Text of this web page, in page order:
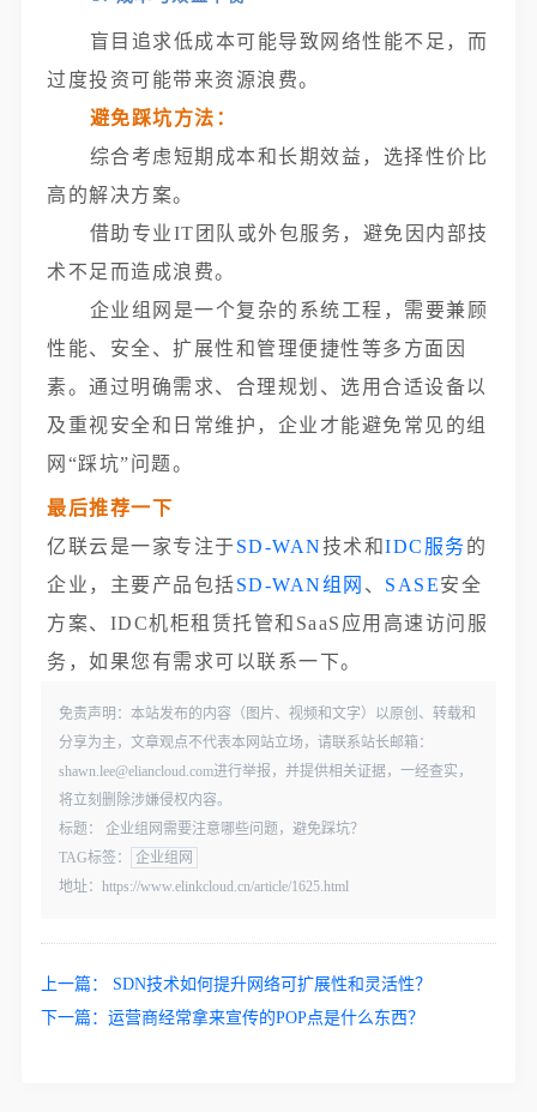
盲目追求低成本可能导致网络性能不足，而
过度投资可能带来资源浪费。
避免踩坑方法：
综合考虑短期成本和长期效益，选择性价比
高的解决方案。
借助专业IT团队或外包服务，避免因内部技
术不足而造成浪费。
企业组网是一个复杂的系统工程，需要兼顾
性能、安全、扩展性和管理便捷性等多方面因
素。通过明确需求、合理规划、选用合适设备以
及重视安全和日常维护，企业才能避免常见的组
网“踩坑”问题。
最后推荐一下
亿联云是一家专注于 SD-WAN技术和IDC服务的
企业，主要产品包括SD-WAN组网 、 SASE安全
方案、IDC机柜租赁托管和SaaS应用高速访问服
务，如果您有需求可以联系一下。
免责声明：本站发布的内容（图片、视频和文字）以原创、转载和
分享为主，文章观点不代表本网站立场，请联系站长邮箱：
shawn.lee@eliancloud.com进行举报，并提供相关证据，一经查实，
将立刻删除涉嫌侵权内容。
标题： 企业组网需要注意哪些问题，避免踩坑？
TAG标签：
企业组网
地址：https://www.elinkcloud.cn/article/1625.html
上一篇：
SDN技术如何提升网络可扩展性和灵活性？
下一篇：运营商经常拿来宣传的POP点是什么东西？